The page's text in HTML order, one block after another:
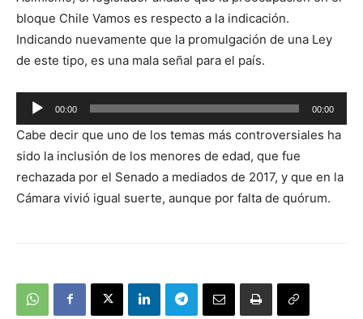
audio
bloque Chile Vamos es respecto a la indicación.
Indicando nuevamente que la promulgación de una Ley
de este tipo, es una mala señal para el país.
Reproductor
de
audio
00:00 00:00
Cabe decir que uno de los temas más controversiales ha
sido la inclusión de los menores de edad, que fue
rechazada por el Senado a mediados de 2017, y que en la
Cámara vivió igual suerte, aunque por falta de quórum.